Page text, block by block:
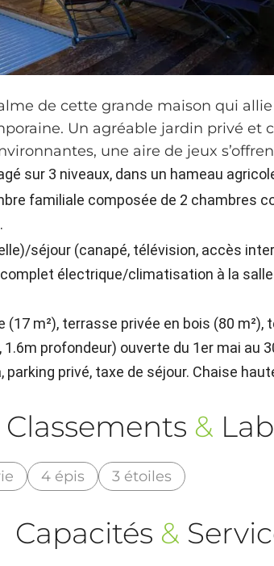
de cette grande maison qui
Un agréable jardin privé et
une aire de jeux
sur 3 niveaux, dans un hameau
familiale composée de 2 chambres
séjour (canapé, télévision, accès
électrique/climatisation à la
m²), terrasse privée en bois (80
1.6m profondeur) ouverte du 1er mai au
parking privé, taxe de séjour. Chaise
Classements &
4 épis 3 étoiles
Capacités &